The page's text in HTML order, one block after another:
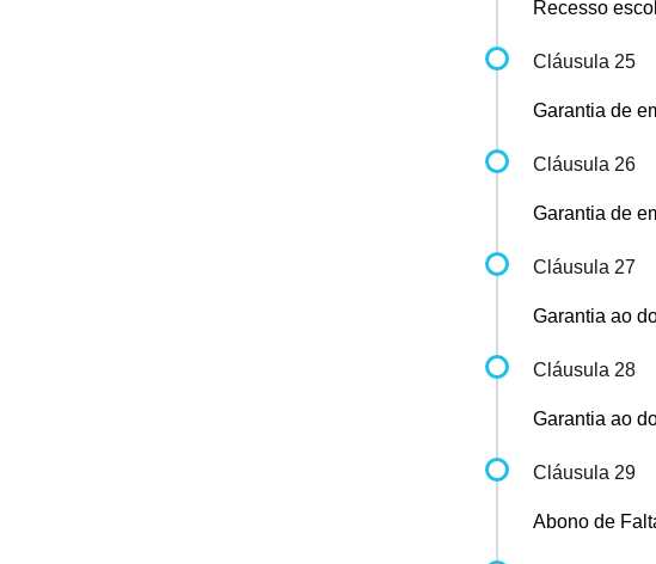
Recesso
Cláusula 25
Garantia de
Cláusula 26
Garantia de
Cláusula 27
Garantia ao
Cláusula 28
Garantia ao
Cláusula 29
Abono de